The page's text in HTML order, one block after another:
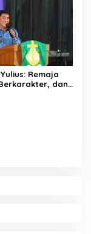
Remaja
dan